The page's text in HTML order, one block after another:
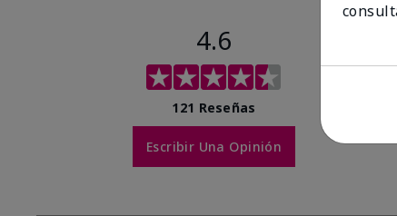
4.6
121 Reseñas
Escribir Una Opinión